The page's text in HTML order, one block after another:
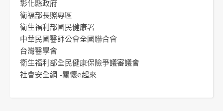
彰化縣政府
衛福部長照專區
衛生福利部國民健康署
中華民國醫師公會全國聯合會
台灣醫學會
衛生福利部全民健康保險爭議審議會
社會安全網 -關懷e起來